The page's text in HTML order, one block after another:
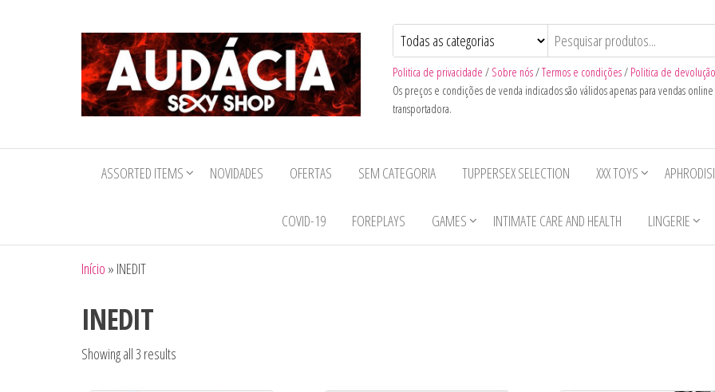
Sexy
Shop
Politica de privacidade / Sobre nós/Termos e condições/ Politica de devolução
Os preços e condições de venda indicados são válidos apenas para vendas
transportadora.
ASSORTED ITEMS NOVIDADES OFERTAS SEM CATEGORIA TUPPERSEX SELECTION XXX TOYS
COVID-19 FOREPLAYS GAMES INTIMATE CARE AND HEALTH LINGERIE
Início » INEDIT
INEDIT
Showing all 3 results